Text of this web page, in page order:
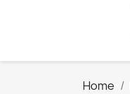
Home